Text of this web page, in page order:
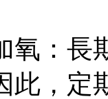
：長
此，定